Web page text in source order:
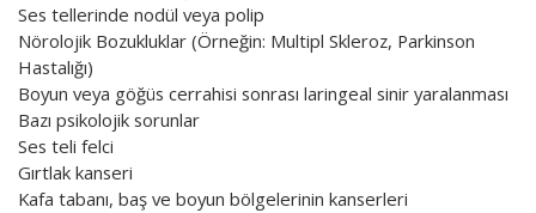
Ses tellerinde nodül veya polip
Nörolojik Bozukluklar (Örneğin: Multipl Skleroz, Parkinson
Hastalığı)
Boyun veya göğüs cerrahisi sonrası laringeal sinir yaralanması
Bazı psikolojik sorunlar
Ses teli felci
Gırtlak kanseri
Kafa tabanı, baş ve boyun bölgelerinin kanserleri